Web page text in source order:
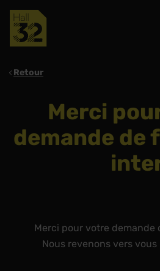
Retour
Merci
demande de
Merci pour votre demande
Nous revenons vers